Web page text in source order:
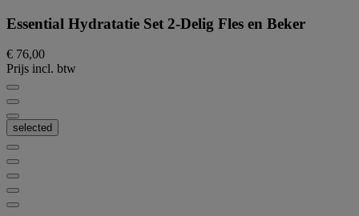
Essential Hydratatie Set 2-Delig Fles en Beker
€ 76,00
Prijs incl. btw
selected